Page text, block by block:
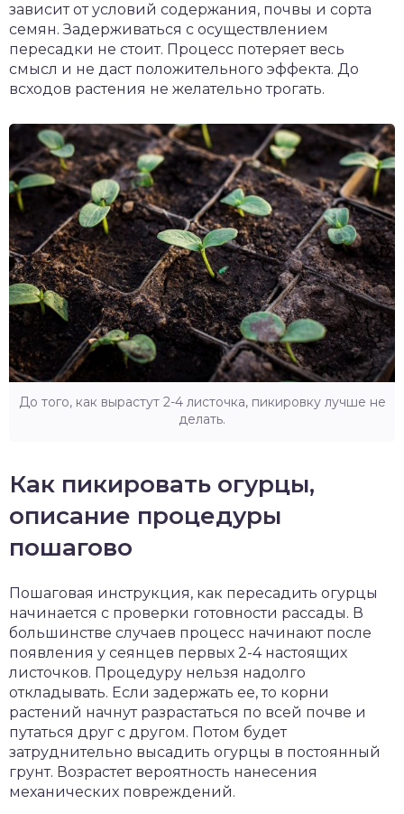
зависит от условий содержания, почвы и сорта
семян. Задерживаться с осуществлением
пересадки не стоит. Процесс потеряет весь
смысл и не даст положительного эффекта. До
всходов растения не желательно трогать.
До того, как вырастут 2-4 листочка, пикировку лучше не
делать.
Как пикировать огурцы,
описание процедуры
пошагово
Пошаговая инструкция, как пересадить огурцы
начинается с проверки готовности рассады. В
большинстве случаев процесс начинают после
появления у сеянцев первых 2-4 настоящих
листочков. Процедуру нельзя надолго
откладывать. Если задержать ее, то корни
растений начнут разрастаться по всей почве и
путаться друг с другом. Потом будет
затруднительно высадить огурцы в постоянный
грунт. Возрастет вероятность нанесения
механических повреждений.